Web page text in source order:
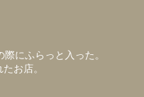
にふらっと入った。
お店。